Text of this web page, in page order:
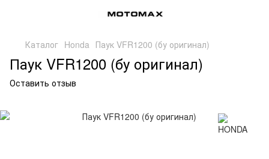
Каталог Honda Паук VFR1200 (бу оригинал)
Паук VFR1200 (бу оригинал)
Оставить отзыв